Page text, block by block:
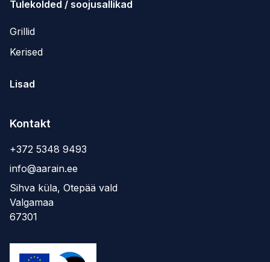
Tulekolded / soojusallikad
Grillid
Kerised
Lisad
Kontakt
+372 5348 9493
info@aarain.ee
Sihva küla, Otepää vald
Valgamaa
67301